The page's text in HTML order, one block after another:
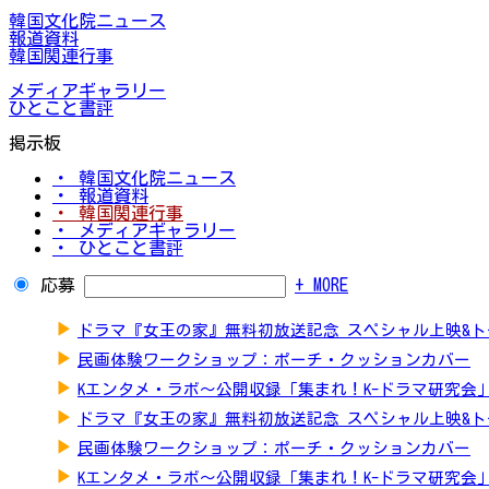
韓国文化院ニュース
報道資料
韓国関連行事
メディアギャラリー
ひとこと書評
掲示板
・ 韓国文化院ニュース
・ 報道資料
・ 韓国関連行事
・ メディアギャラリー
・ ひとこと書評
応募 + MORE
▶ ドラマ『女王の家』無料初放送記念 スペシャル上映&
▶ 民画体験ワークショップ：ポーチ・クッションカバー
▶ Kエンタメ・ラボ～公開収録「集まれ！K-ドラマ研究会」
▶ ドラマ『女王の家』無料初放送記念 スペシャル上映&
▶ 民画体験ワークショップ：ポーチ・クッションカバー
▶ Kエンタメ・ラボ～公開収録「集まれ！K-ドラマ研究会」